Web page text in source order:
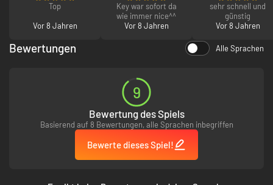
Top
Vor 8 Jahren
Key war sofort da
wie immer nice^^
Vor 8 Jahren
sehr schnell und
günstig
Vor 8 Jahren
Bewertungen Alle Sprachen
9
Bewertung des Spiels
Basierend auf 8 Bewertungen, alle Sprachen inbegriffen
Bewerte dieses Spiel!